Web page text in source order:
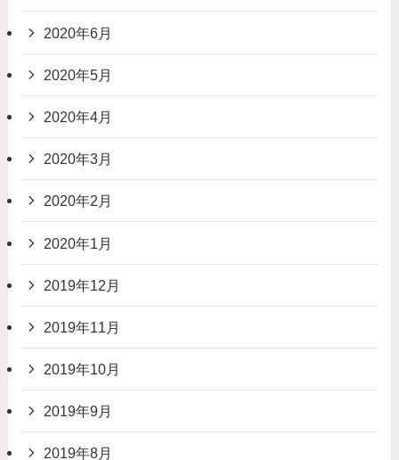
2020年6月
2020年5月
2020年4月
2020年3月
2020年2月
2020年1月
2019年12月
2019年11月
2019年10月
2019年9月
2019年8月